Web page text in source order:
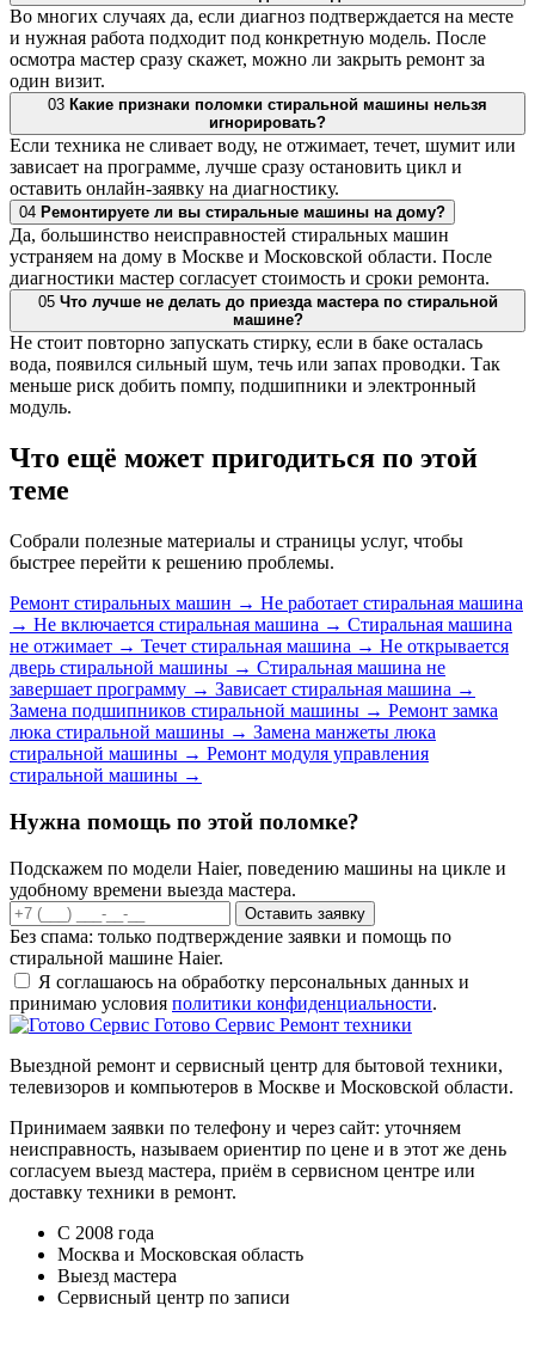
Во многих случаях да, если диагноз подтверждается на месте
и нужная работа подходит под конкретную модель. После
осмотра мастер сразу скажет, можно ли закрыть ремонт за
один визит.
03 Какие признаки поломки стиральной машины нельзя
игнорировать?
Если техника не сливает воду, не отжимает, течет, шумит или
зависает на программе, лучше сразу остановить цикл и
оставить онлайн-заявку на диагностику.
04 Ремонтируете ли вы стиральные машины на дому?
Да, большинство неисправностей стиральных машин
устраняем на дому в Москве и Московской области. После
диагностики мастер согласует стоимость и сроки ремонта.
05 Что лучше не делать до приезда мастера по стиральной
машине?
Не стоит повторно запускать стирку, если в баке осталась
вода, появился сильный шум, течь или запах проводки. Так
меньше риск добить помпу, подшипники и электронный
модуль.
Что ещё может пригодиться по этой
теме
Собрали полезные материалы и страницы услуг, чтобы
быстрее перейти к решению проблемы.
Ремонт стиральных машин → Не работает стиральная машина
→ Не включается стиральная машина → Стиральная машина
не отжимает → Течет стиральная машина → Не открывается
дверь стиральной машины → Стиральная машина не
завершает программу → Зависает стиральная машина →
Замена подшипников стиральной машины → Ремонт замка
люка стиральной машины → Замена манжеты люка
стиральной машины → Ремонт модуля управления
стиральной машины →
Нужна помощь по этой поломке?
Подскажем по модели Haier, поведению машины на цикле и
удобному времени выезда мастера.
Оставить заявку
Без спама: только подтверждение заявки и помощь по
стиральной машине Haier.
Я соглашаюсь на обработку персональных данных и
принимаю условия политики конфиденциальности.
Готово Сервис Ремонт техники
Выездной ремонт и сервисный центр для бытовой техники,
телевизоров и компьютеров в Москве и Московской области.
Принимаем заявки по телефону и через сайт: уточняем
неисправность, называем ориентир по цене и в этот же день
согласуем выезд мастера, приём в сервисном центре или
доставку техники в ремонт.
С 2008 года
Москва и Московская область
Выезд мастера
Сервисный центр по записи